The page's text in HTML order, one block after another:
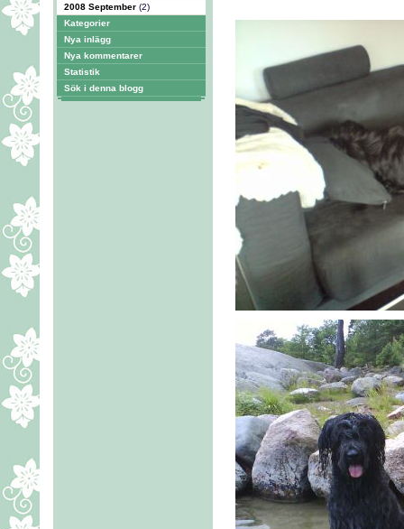
2008 September (2)
Kategorier
Nya inlägg
Nya kommentarer
Statistik
Sök i denna blogg